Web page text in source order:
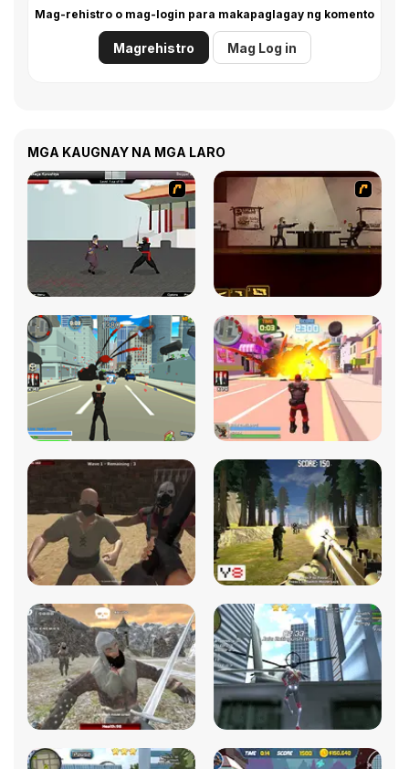
Mag-rehistro o mag-login para makapaglagay ng komento
Magrehistro Mag Log in
MGA KAUGNAY NA MGA LARO